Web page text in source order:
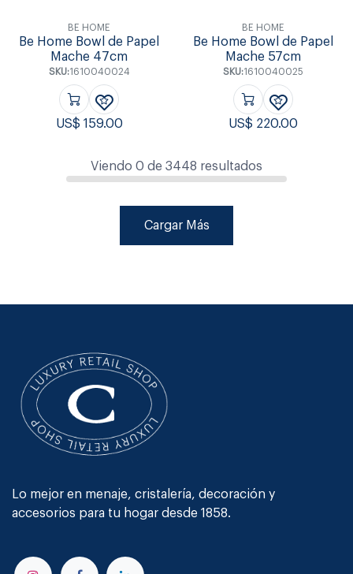
BE HOME
Be Home Bowl de Papel
Mache 47cm
SKU:1610040024
US$ 159.00
BE HOME
Be Home Bowl de Papel
Mache 57cm
SKU:1610040025
US$ 220.00
Viendo 0 de 3448 resultados
Cargar Más
Lo mejor en menaje, cristalería, decoración y
accesorios para tu hogar desde 1858.